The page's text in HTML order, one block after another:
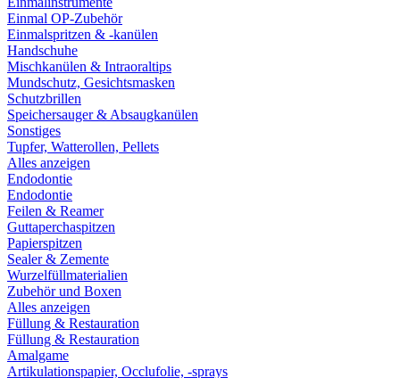
Einmal OP-Zubehör
Einmalspritzen & -kanülen
Handschuhe
Mischkanülen & Intraoraltips
Mundschutz, Gesichtsmasken
Schutzbrillen
Speichersauger & Absaugkanülen
Sonstiges
Tupfer, Watterollen, Pellets
Alles anzeigen
Endodontie
Endodontie
Feilen & Reamer
Guttaperchaspitzen
Papierspitzen
Sealer & Zemente
Wurzelfüllmaterialien
Zubehör und Boxen
Alles anzeigen
Füllung & Restauration
Füllung & Restauration
Amalgame
Artikulationspapier, Occlufolie, -sprays